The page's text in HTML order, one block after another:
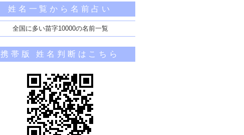
姓名一覧から名前占い
全国に多い苗字10000の名前一覧
携帯版 姓名判断はこちら